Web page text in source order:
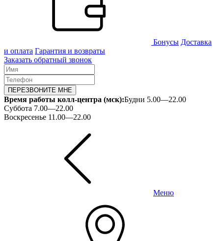
Бонусы Доставка
и оплата Гарантия и возвраты
Заказать обратный звонок
ПЕРЕЗВОНИТЕ МНЕ
Время работы колл-центра (мск):Будни 5.00—22.00
Суббота 7.00—22.00
Воскресенье 11.00—22.00
Меню